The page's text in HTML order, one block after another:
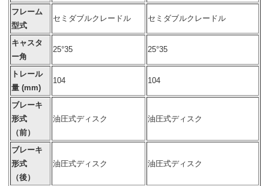
フレーム
型式
セミダブルクレードル セミダブルクレードル
キャスタ
ー角
25°35 25°35
トレール
量 (mm)
104 104
ブレーキ
形式
（前）
油圧式ディスク 油圧式ディスク
ブレーキ
形式
（後）
油圧式ディスク 油圧式ディスク